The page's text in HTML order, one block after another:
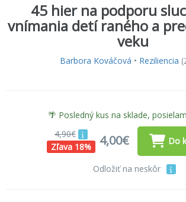
45 hier na podporu
vnímania detí raného a
veku
Barbora Kováčová • Reziliencia
🌴 Posledný kus na sklade,
4,90€
Zľava 18%
4,00€ Do
Odložiť na neskôr